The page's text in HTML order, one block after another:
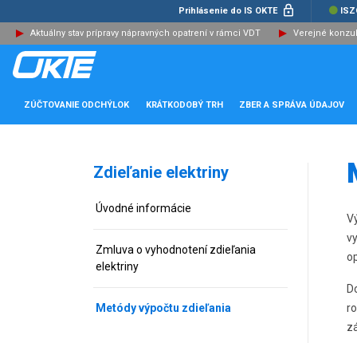
Prihlásenie do IS OKTE
Aktuálny stav prípravy nápravných opatrení v rámci VDT Verejné
ZÚČTOVANIE ODCHÝLOK KRÁTKODOBÝ TRH ZBER A SPRÁVA ÚDAJOV
Zdieľanie elektriny
Úvodné informácie
Zmluva o vyhodnotení zdieľania
elektriny
Metódy výpočtu zdieľania